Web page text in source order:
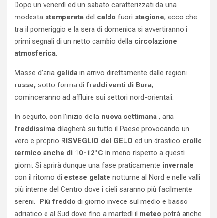
Dopo un venerdì ed un sabato caratterizzati da una
modesta stemperata del caldo fuori stagione, ecco che
tra il pomeriggio e la sera di domenica si avvertiranno i
primi segnali di un netto cambio della circolazione
atmosferica.
Masse d’aria gelida in arrivo direttamente dalle regioni
russe, sotto forma difreddi venti di Bora,
cominceranno ad affluire sui settori nord-orientali.
In seguito, con l’inizio della nuova settimana , aria
freddissima dilagherà su tutto il Paese provocando un
vero e proprio RISVEGLIO del GELO ed un drastico crollo
termico anche di 10-12°C in meno rispetto a questi
giorni. Si aprirà dunque una fase praticamente invernale
con il ritorno di estese gelate notturne al Nord e nelle valli
più interne del Centro dove i cieli saranno più facilmente
sereni. Più freddo di giorno invece sul medio e basso
adriatico e al Sud dove fino a martedì il meteo potrà anche